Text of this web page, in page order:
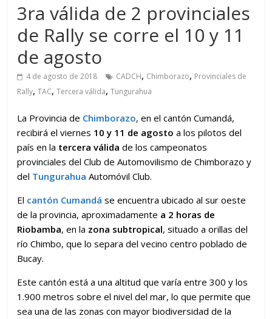
3ra válida de 2 provinciales
de Rally se corre el 10 y 11
de agosto
4 de agosto de 2018 CADCH, Chimborazo, Provinciales de
Rally,TAC,Tercera válida,Tungurahua
La Provincia de Chimborazo, en el cantón Cumandá,
recibirá el viernes 10 y 11 de agosto a los pilotos del
país en la tercera válida de los campeonatos
provinciales del Club de Automovilismo de Chimborazo y
del TungurahuaAutomóvil Club.
El cantón Cumandá se encuentra ubicado al sur oeste
de la provincia, aproximadamente a 2 horas de
Riobamba, en la zona subtropical, situado a orillas del
río Chimbo, que lo separa del vecino centro poblado de
Bucay.
Este cantón está a una altitud que varía entre 300 y los
1.900 metros sobre el nivel del mar, lo que permite que
sea una de las zonas con mayor biodiversidad de la